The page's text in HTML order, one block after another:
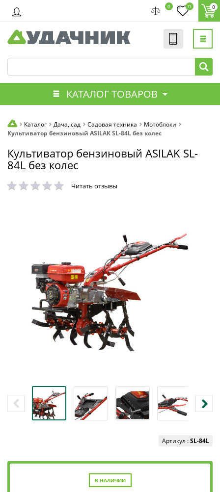
0 0 0
КАТАЛОГ ТОВАРОВ
Каталог Дача, сад Садовая техника
Мотоблоки
Культиватор бензиновый ASILAK SL-84L без колес
Культиватор бензиновый ASILAK SL-
84L без колес
Читать отзывы
Артикул :SL-84L
В НАЛИЧИИ